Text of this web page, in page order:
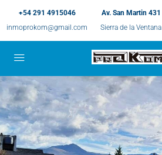
+54 291 4915046
inmoprokom@gmail.com
Av. San Martin 431
Sierra de la Ventana